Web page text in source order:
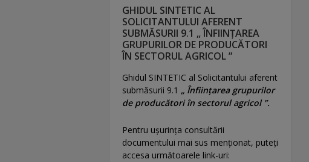
GHIDUL SINTETIC AL
SOLICITANTULUI AFERENT
SUBMĂSURII 9.1 „ ÎNFIINȚAREA
GRUPURILOR DE PRODUCĂTORI
ÎN SECTORUL AGRICOL ”
Ghidul SINTETIC al Solicitantului aferent
submăsurii 9.1 „ Înființarea grupurilor
de producători în sectorul agricol ”.
Pentru uşurinţa consultării
documentului mai sus menţionat, puteţi
accesa următoarele link-uri: